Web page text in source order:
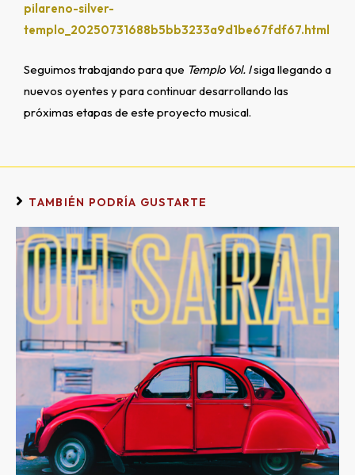
pilareno-silver-
templo_20250731688b5bb3233a9d1be67fdf67.html
Seguimos trabajando para que Templo Vol. Isiga llegando a
nuevos oyentes y para continuar desarrollando las
próximas etapas de este proyecto musical.
TAMBIÉN PODRÍA GUSTARTE